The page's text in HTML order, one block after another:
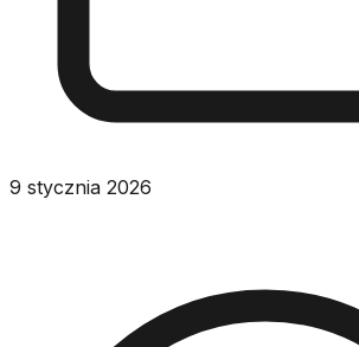
9 stycznia 2026